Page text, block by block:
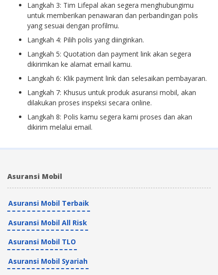
Langkah 3: Tim Lifepal akan segera menghubungimu
untuk memberikan penawaran dan perbandingan polis
yang sesuai dengan profilmu.
Langkah 4: Pilih polis yang diinginkan.
Langkah 5: Quotation dan payment link akan segera
dikirimkan ke alamat email kamu.
Langkah 6: Klik payment link dan selesaikan pembayaran.
Langkah 7: Khusus untuk produk asuransi mobil, akan
dilakukan proses inspeksi secara online.
Langkah 8: Polis kamu segera kami proses dan akan
dikirim melalui email.
Asuransi Mobil
Asuransi Mobil Terbaik
Asuransi Mobil All Risk
Asuransi Mobil TLO
Asuransi Mobil Syariah